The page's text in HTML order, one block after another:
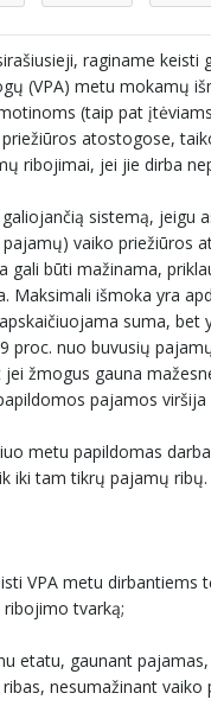
raginame keisti
(VPA) metu mokamų
(taip pat
atostogose,
ribojimai, jei jie dirba
sistemą, jeigu
vaiko priežiūros
gali būti mažinama,
Maksimali išmoka yra
suma, bet
proc. nuo buvusių
žmogus gauna
pajamos viršija
metu papildomas
iki tam tikrų pajamų ribų.
VPA metu dirbantiems
tvarką;
etatu, gaunant
nesumažinant vaiko